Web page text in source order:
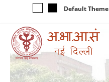
Default Theme